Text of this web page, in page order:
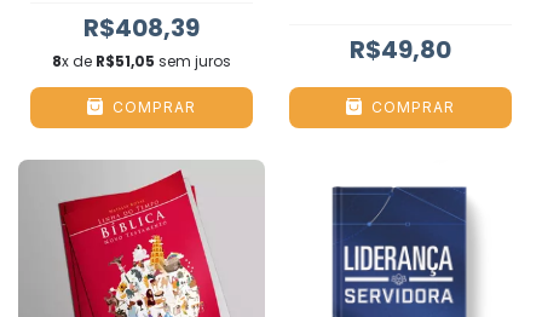
R$408,39
8x de R$51,05 sem juros
COMPRAR
R$49,80
COMPRAR